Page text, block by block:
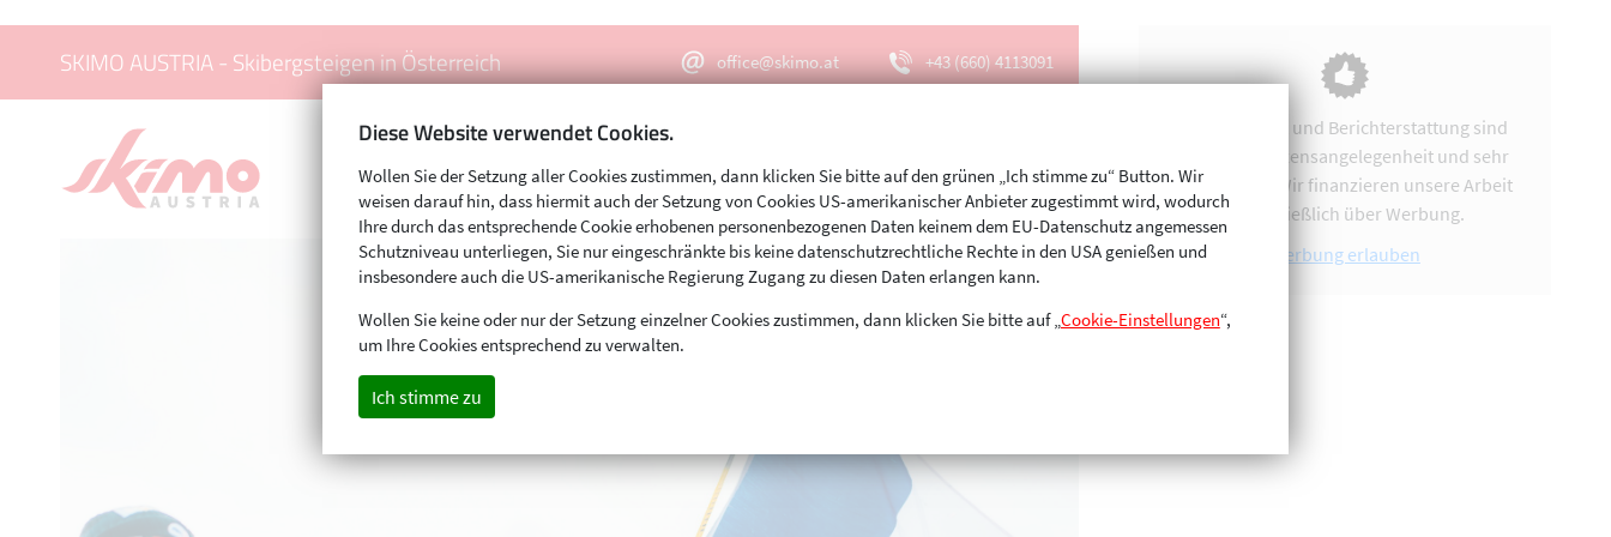
SKIMO AUSTRIA - Skibergsteigen in Österreich office@skimo.at +43 (660) 4113091
Menu
Vereinsarbeit und Berichterstattung sind
uns eine Herzensangelegenheit und sehr
zeitintensiv. Wir finanzieren unsere Arbeit
ausschließlich über Werbung.
Werbung erlauben
Diese Website verwendet Cookies.
Wollen Sie der Setzung aller Cookies zustimmen, dann klicken Sie bitte auf den grünen „Ich stimme zu“ Button. Wir
weisen darauf hin, dass hiermit auch der Setzung von Cookies US-amerikanischer Anbieter zugestimmt wird, wodurch
Ihre durch das entsprechende Cookie erhobenen personenbezogenen Daten keinem dem EU-Datenschutz angemessen
Schutzniveau unterliegen, Sie nur eingeschränkte bis keine datenschutzrechtliche Rechte in den USA genießen und
insbesondere auch die US-amerikanische Regierung Zugang zu diesen Daten erlangen kann.
Wollen Sie keine oder nur der Setzung einzelner Cookies zustimmen, dann klicken Sie bitte auf „Cookie-Einstellungen“,
um Ihre Cookies entsprechend zu verwalten.
Ich stimme zu